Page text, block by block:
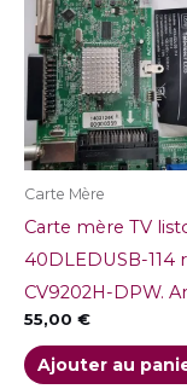
Carte Mère
Carte mère TV
40DLEDUSB-114
CV9202H-DPW.
55,00 €
Ajouter au